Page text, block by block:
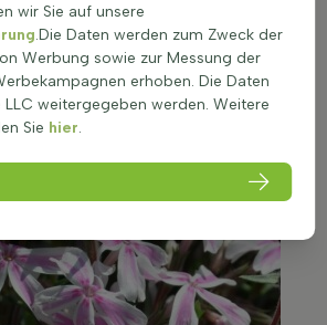
wir Sie auf unsere
.Die Daten werden zum Zweck der
Werbung sowie zur Messung der
erhoben. Die Daten
weitergegeben werden. Weitere
Sie hier.